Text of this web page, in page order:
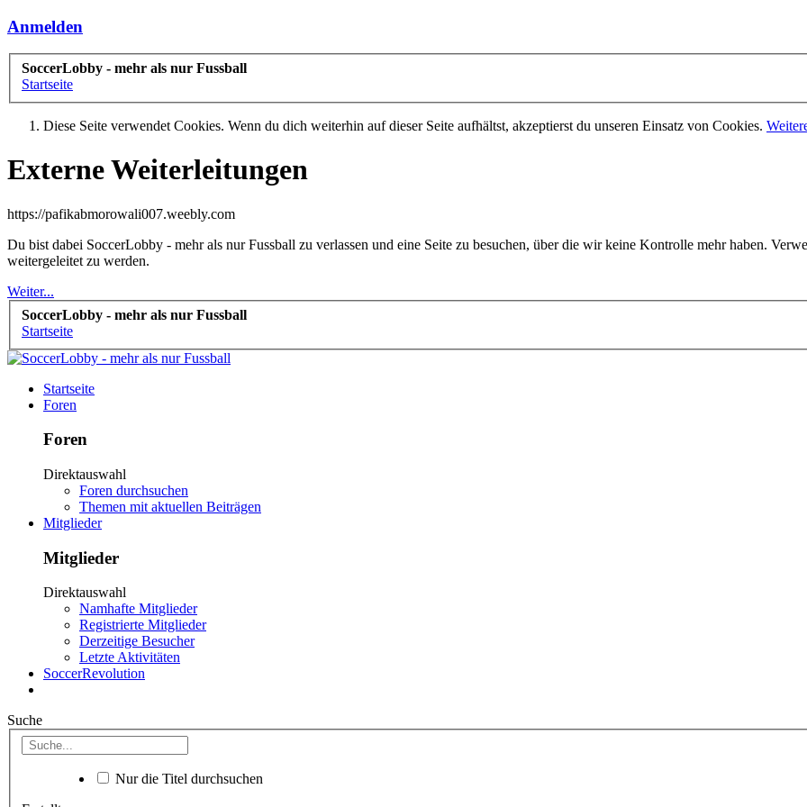
Anmelden
SoccerLobby - mehr als nur Fussball
Startseite
Diese Seite verwendet Cookies. Wenn du dich weiterhin auf dieser Seite aufhältst, akzeptierst du unseren Einsatz von Cookies.
Externe Weiterleitungen
https://pafikabmorowali007.weebly.com
Du bist dabei SoccerLobby - mehr als nur Fussball zu verlassen und eine Seite zu besuchen, über die wir keine Kontrolle mehr haben.
weitergeleitet zu werden.
Weiter...
SoccerLobby - mehr als nur Fussball
Startseite
Startseite
Foren
Foren
Direktauswahl
Foren durchsuchen
Themen mit aktuellen Beiträgen
Mitglieder
Mitglieder
Direktauswahl
Namhafte Mitglieder
Registrierte Mitglieder
Derzeitige Besucher
Letzte Aktivitäten
SoccerRevolution
Suche
Nur die Titel durchsuchen